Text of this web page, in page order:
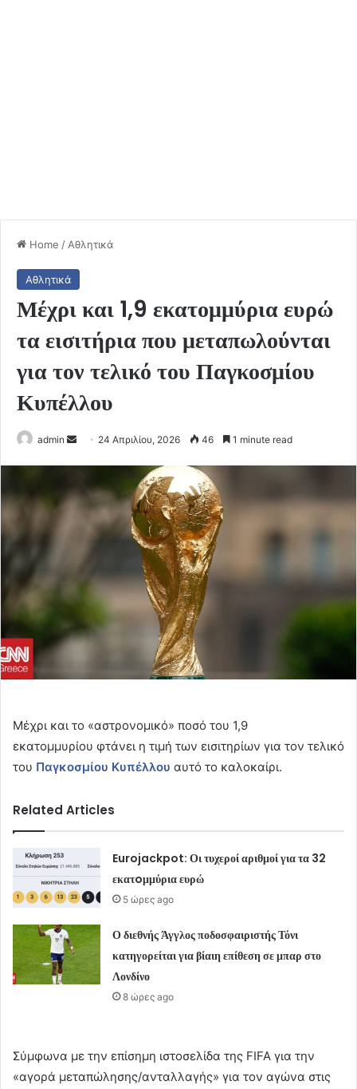
Home / Αθλητικά
Αθλητικά
Μέχρι και 1,9 εκατομμύρια ευρώ
τα εισιτήρια που μεταπωλούνται
για τον τελικό του Παγκοσμίου
Κυπέλλου
admin
Send 24 Απριλίου, 2026 46 1 minute read
Μέχρι και το «αστρονομικό» ποσό του 1,9
εκατομμυρίου φτάνει η τιμή των εισιτηρίων για τον τελικό
του Παγκοσμίου Κυπέλλου αυτό το καλοκαίρι.
Related Articles
Eurojackpot: Οι τυχεροί αριθμοί για τα 32
εκατoμμύρια ευρώ
5 ώρες ago
Ο διεθνής Άγγλος ποδοσφαιριστής Τόνι
κατηγορείται για βίαιη επίθεση σε μπαρ στο
Λονδίνο
8 ώρες ago
Σύμφωνα με την επίσημη ιστοσελίδα της FIFA για την
«αγορά μεταπώλησης/ανταλλαγής» για τον αγώνα στις